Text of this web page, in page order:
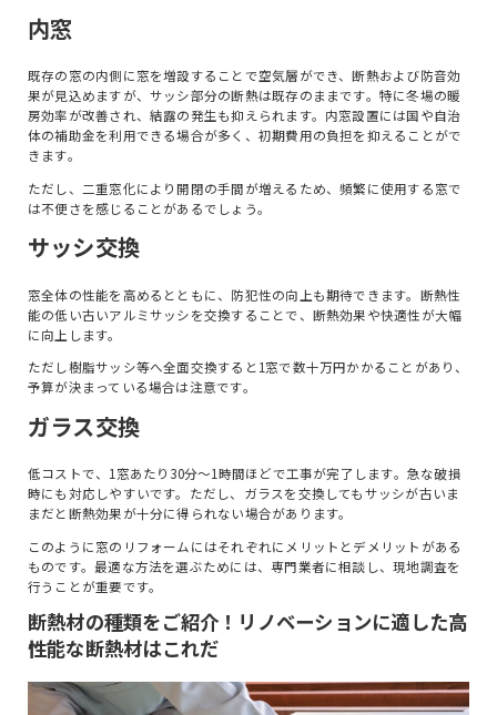
コンセプト
内窓
既存の窓の内側に窓を増設することで空気層ができ、断熱および防音効
果が見込めますが、サッシ部分の断熱は既存のままです。特に冬場の暖
房効率が改善され、結露の発生も抑えられます。内窓設置には国や自治
体の補助金を利用できる場合が多く、初期費用の負担を抑えることがで
きます。
ただし、二重窓化により開閉の手間が増えるため、頻繁に使用する窓で
は不便さを感じることがあるでしょう。
サッシ交換
窓全体の性能を高めるとともに、防犯性の向上も期待できます。断熱性
能の低い古いアルミサッシを交換することで、断熱効果や快適性が大幅
に向上します。
ただし樹脂サッシ等へ全面交換すると1窓で数十万円かかることがあり、
予算が決まっている場合は注意です。
ガラス交換
低コストで、1窓あたり30分〜1時間ほどで工事が完了します。急な破損
時にも対応しやすいです。ただし、ガラスを交換してもサッシが古いま
まだと断熱効果が十分に得られない場合があります。
このように窓のリフォームにはそれぞれにメリットとデメリットがある
ものです。最適な方法を選ぶためには、専門業者に相談し、現地調査を
行うことが重要です。
断熱材の種類をご紹介！リノベーションに適した高
性能な断熱材はこれだ